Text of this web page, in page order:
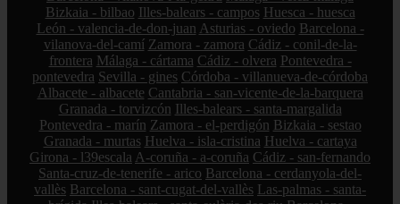
Bizkaia - bilbao Illes-balears - campos Huesca - huesca
León - valencia-de-don-juan Asturias - oviedo Barcelona -
vilanova-del-camí Zamora - zamora Cádiz - conil-de-la-
frontera Málaga - cártama Cádiz - olvera Pontevedra -
pontevedra Sevilla - gines Córdoba - villanueva-de-córdoba
Albacete - albacete Cantabria - san-vicente-de-la-barquera
Granada - torvizcón Illes-balears - santa-margalida
Pontevedra - marín Zamora - el-perdigón Bizkaia - sestao
Granada - murtas Huelva - isla-cristina Huelva - cartaya
Girona - l39escala A-coruña - a-coruña Cádiz - san-fernando
Santa-cruz-de-tenerife - arico Barcelona - cerdanyola-del-
vallès Barcelona - sant-cugat-del-vallès Las-palmas - santa-